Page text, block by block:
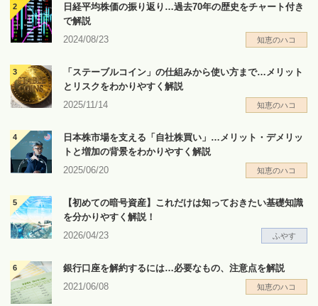
日経平均株価の振り返り…過去70年の歴史をチャート付き
で解説
2024/08/23
知恵のハコ
「ステーブルコイン」の仕組みから使い方まで…メリット
とリスクをわかりやすく解説
2025/11/14
知恵のハコ
日本株市場を支える「自社株買い」…メリット・デメリッ
トと増加の背景をわかりやすく解説
2025/06/20
知恵のハコ
【初めての暗号資産】これだけは知っておきたい基礎知識
を分かりやすく解説！
2026/04/23
ふやす
銀行口座を解約するには…必要なもの、注意点を解説
2021/06/08
知恵のハコ